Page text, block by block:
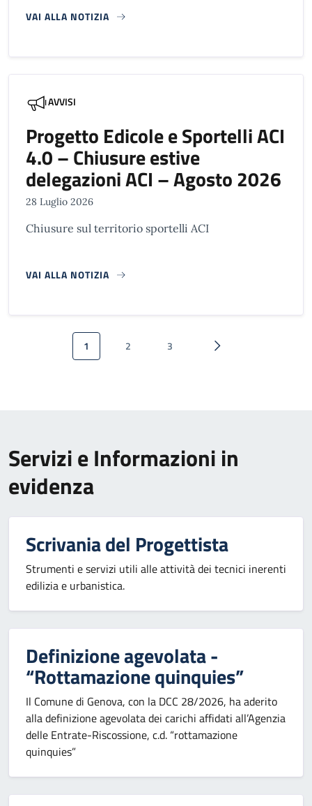
VAI ALLA NOTIZIA
AVVISI
Progetto Edicole e Sportelli ACI
4.0 – Chiusure estive
delegazioni ACI – Agosto 2026
28 Luglio 2026
Chiusure sul territorio sportelli ACI
VAI ALLA NOTIZIA
Paginazione
Pagina attuale
1 Pagina
2 Pagina
3 Pagina successiva
Servizi e Informazioni in
evidenza
Scrivania del Progettista
Strumenti e servizi utili alle attività dei tecnici inerenti
edilizia e urbanistica.
Definizione agevolata -
“Rottamazione quinquies”
Il Comune di Genova, con la DCC 28/2026, ha aderito
alla definizione agevolata dei carichi affidati all’Agenzia
delle Entrate-Riscossione, c.d. “rottamazione
quinquies”